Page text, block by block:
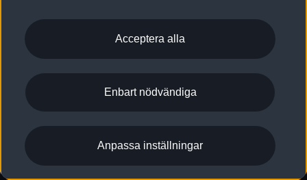
2G/3G nätet stängs ned - Hur påverkas min bil av detta?
Nyhetsbrev
Vårt hållbarhetsarbete
Lediga tjänster huvudkontor
Lediga tjänster hos Audi Återförsäljare
Kommentar till mediauppgifter om dataläcka
Anpassa inställningar för cookies
Visselblåsarkanaler
Acceptera alla
Enbart nödvändiga
Anpassa inställningar